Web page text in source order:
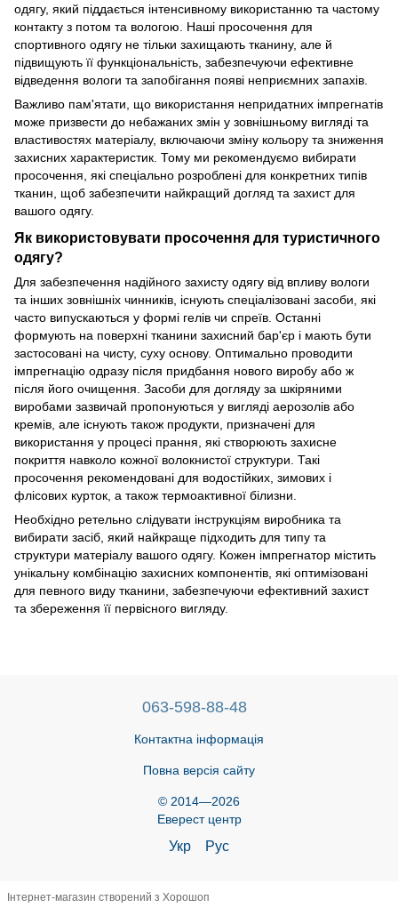
одягу, який піддається інтенсивному використанню та частому
контакту з потом та вологою. Наші просочення для
спортивного одягу не тільки захищають тканину, але й
підвищують її функціональність, забезпечуючи ефективне
відведення вологи та запобігання появі неприємних запахів.
Важливо пам'ятати, що використання непридатних імпрегнатів
може призвести до небажаних змін у зовнішньому вигляді та
властивостях матеріалу, включаючи зміну кольору та зниження
захисних характеристик. Тому ми рекомендуємо вибирати
просочення, які спеціально розроблені для конкретних типів
тканин, щоб забезпечити найкращий догляд та захист для
вашого одягу.
Як використовувати просочення для туристичного
одягу?
Для забезпечення надійного захисту одягу від впливу вологи
та інших зовнішніх чинників, існують спеціалізовані засоби, які
часто випускаються у формі гелів чи спреїв. Останні
формують на поверхні тканини захисний бар'єр і мають бути
застосовані на чисту, суху основу. Оптимально проводити
імпрегнацію одразу після придбання нового виробу або ж
після його очищення. Засоби для догляду за шкіряними
виробами зазвичай пропонуються у вигляді аерозолів або
кремів, але існують також продукти, призначені для
використання у процесі прання, які створюють захисне
покриття навколо кожної волокнистої структури. Такі
просочення рекомендовані для водостійких, зимових і
флісових курток, а також термоактивної білизни.
Необхідно ретельно слідувати інструкціям виробника та
вибирати засіб, який найкраще підходить для типу та
структури матеріалу вашого одягу. Кожен імпрегнатор містить
унікальну комбінацію захисних компонентів, які оптимізовані
для певного виду тканини, забезпечуючи ефективний захист
та збереження її первісного вигляду.
063-598-88-48
Контактна інформація
Повна версія сайту
© 2014—2026
Еверест центр
Укр Рус
Інтернет-магазин створений з Хорошоп